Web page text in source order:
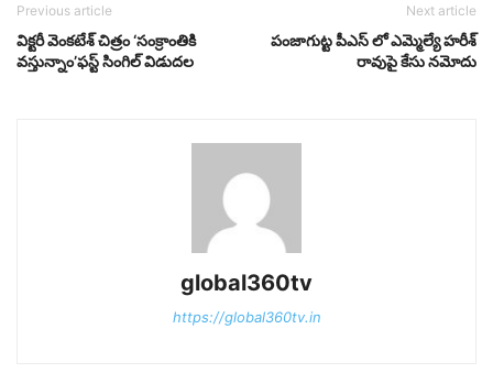
Previous article
విక్టరీ వెంకటేశ్‌ చిత్రం ‘సంక్రాంతికి
వస్తున్నాం’ఫస్ట్ సింగిల్‌ విడుద‌ల
Next article
పంజాగుట్ట పీఎస్ లో ఎమ్మెల్యే హరీశ్
రావుపై కేసు నమోదు
global360tv
https://global360tv.in